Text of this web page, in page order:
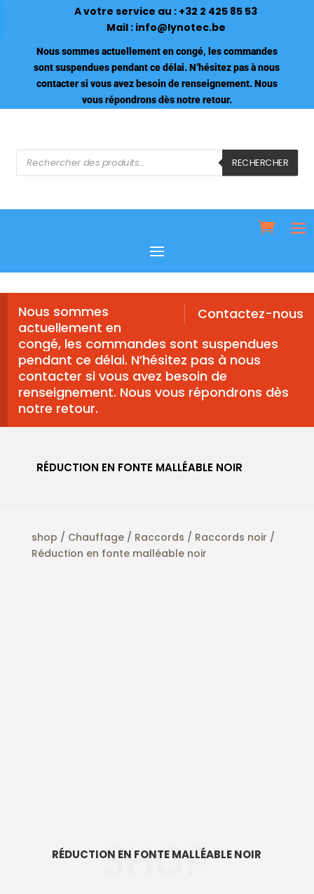
A votre service au : +32 2 425 85 53
Mail : info@lynotec.be
Nous sommes actuellement en congé, les commandes
sont suspendues pendant ce délai. N’hésitez pas à nous
contacter si vous avez besoin de renseignement. Nous
vous répondrons dès notre retour.
Recherche
de
produits
RECHERCHER
Contactez-nous
Nous sommes
actuellement en
congé, les commandes sont suspendues
pendant ce délai. N’hésitez pas à nous
contacter si vous avez besoin de
renseignement. Nous vous répondrons dès
notre retour.
RÉDUCTION EN FONTE MALLÉABLE NOIR
shop / Chauffage/ Raccords / Raccords noir /
Réduction en fonte malléable noir
SHOP
RÉDUCTION EN FONTE MALLÉABLE NOIR